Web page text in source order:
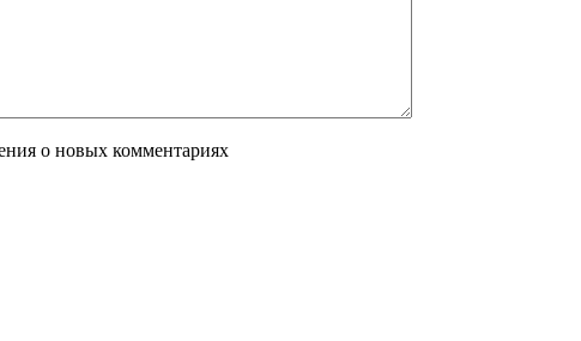
о новых комментариях